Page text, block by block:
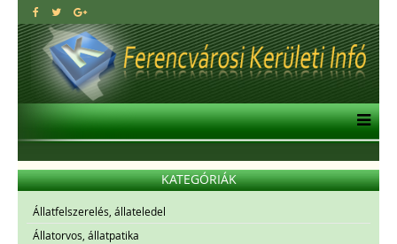
KATEGÓRIÁK
Állatfelszerelés, állateledel
Állatorvos, állatpatika